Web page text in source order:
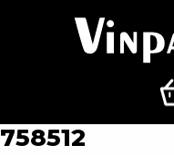
758512